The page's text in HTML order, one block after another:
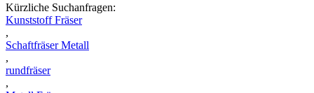
Kürzliche Suchanfragen:
Kunststoff Fräser
,
Schaftfräser Metall
,
rundfräser
,